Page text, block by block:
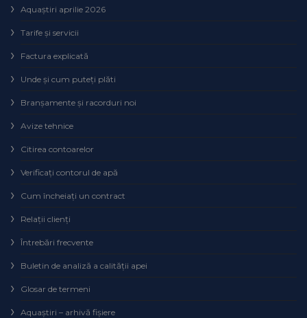
Aquaștiri aprilie 2026
Tarife și servicii
Factura explicată
Unde și cum puteţi plăti
Branșamente și racorduri noi
Avize tehnice
Citirea contoarelor
Verificaţi contorul de apă
Cum încheiaţi un contract
Relaţii clienţi
Întrebări frecvente
Buletin de analiză a calităţii apei
Glosar de termeni
Aquaștiri – arhivă fișiere